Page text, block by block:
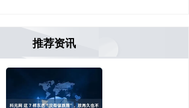
推荐资讯